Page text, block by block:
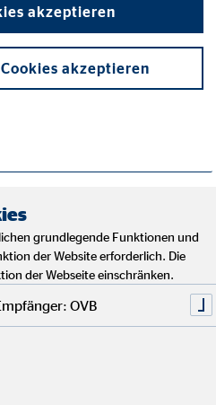
unterstützt sie bei
und hilfst, persönliche
für deine
Entwicklung.
OVB
akzeptieren
akzeptieren
grundlegende Funktionen und
der Website erforderlich. Die
der Webseite einschränken.
OVB